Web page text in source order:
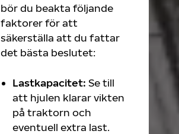
bör du beakta följande
faktorer för att
säkerställa att du fattar
det bästa beslutet:
Lastkapacitet: Se till
att hjulen klarar vikten
på traktorn och
eventuell extra last.